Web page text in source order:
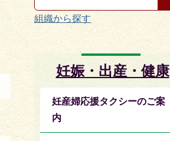
組織から探す
妊娠・出産・健康
妊産婦応援タクシーのご案
内